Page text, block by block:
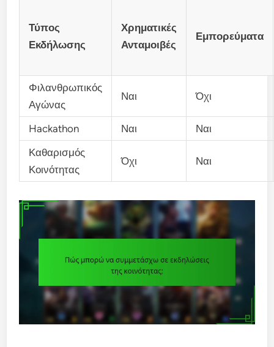
Τύπος
Εκδήλωσης
Χρηματικές
Ανταμοιβές
Εμπορεύματα
Φιλανθρωπικός
Αγώνας
Ναι Όχι
Hackathon Ναι
Ναι
Καθαρισμός
Κοινότητας
Όχι Ναι